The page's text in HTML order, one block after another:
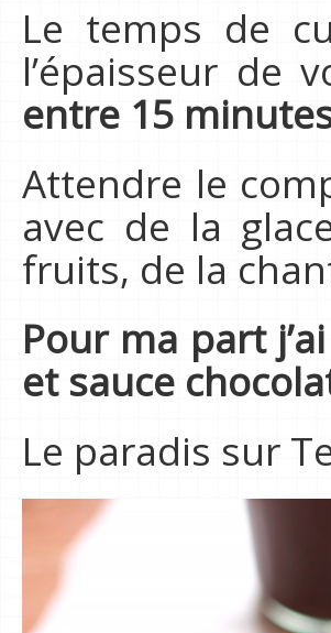
Le temps de
l’épaisseur de
entre 15
Attendre le
avec de la
fruits, de la
Pour ma part
et sauce
Le paradis sur